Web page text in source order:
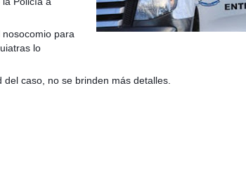
para
lo
caso, no se brinden más detalles.